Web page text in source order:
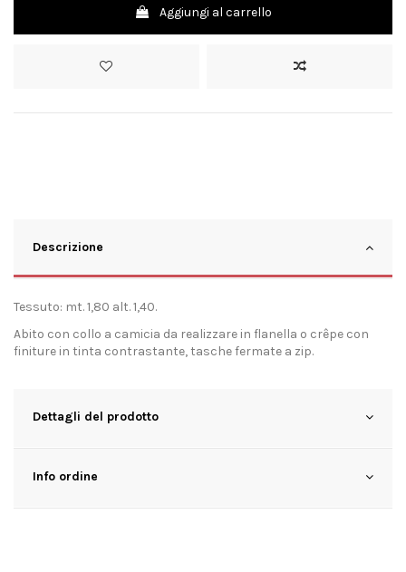
Aggiungi al carrello
Descrizione
Tessuto: mt. 1,80 alt. 1,40.
Abito con collo a camicia da realizzare in flanella o crêpe con
finiture in tinta contrastante, tasche fermate a zip.
Dettagli del prodotto
Info ordine